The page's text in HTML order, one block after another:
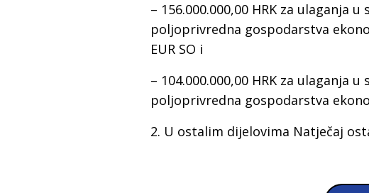
– 156.000.000,00 HRK za ulaganja
poljoprivredna gospodarstva
EUR SO i
– 104.000.000,00 HRK za ulaganja
poljoprivredna gospodarstva
2. U ostalim dijelovima Natječaj